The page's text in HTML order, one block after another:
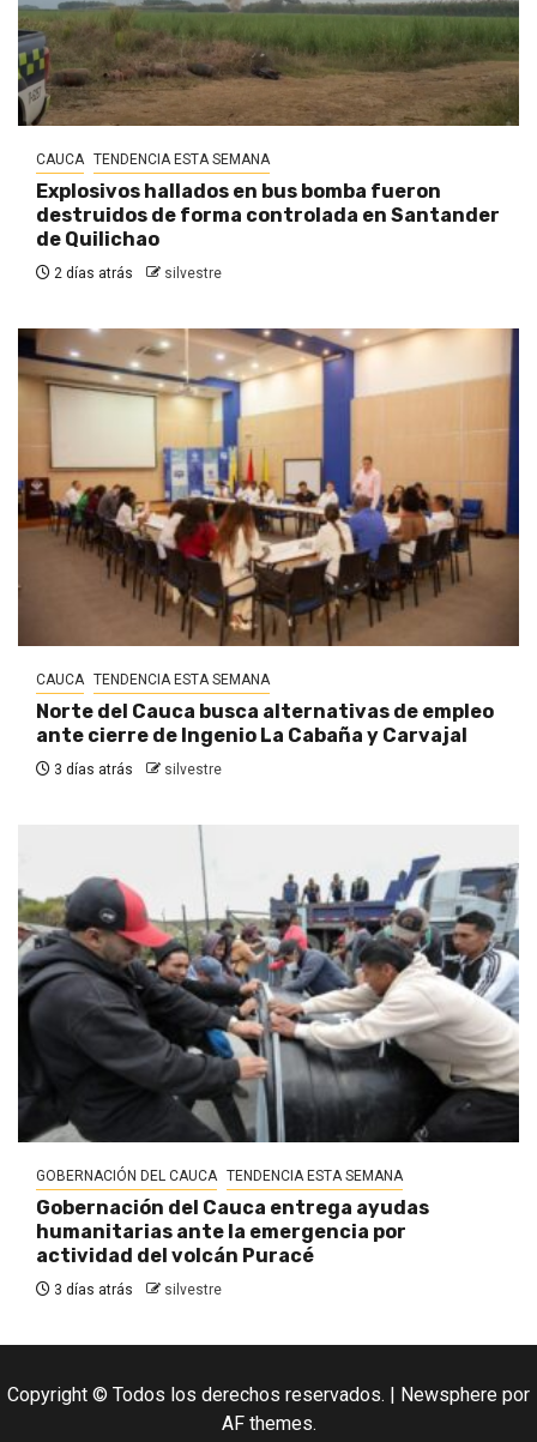
CAUCA TENDENCIA ESTA SEMANA
Explosivos hallados en bus bomba fueron
destruidos de forma controlada en Santander
de Quilichao
2 días atrás silvestre
CAUCA TENDENCIA ESTA SEMANA
Norte del Cauca busca alternativas de empleo
ante cierre de Ingenio La Cabaña y Carvajal
3 días atrás silvestre
GOBERNACIÓN DEL CAUCA TENDENCIA ESTA SEMANA
Gobernación del Cauca entrega ayudas
humanitarias ante la emergencia por
actividad del volcán Puracé
3 días atrás silvestre
Copyright © Todos los derechos reservados. | Newsphere por
AF themes.